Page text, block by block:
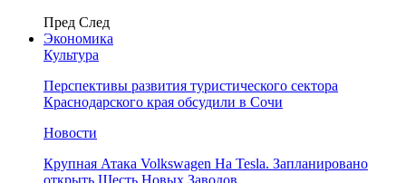
Пред След
Экономика
Культура
Перспективы развития туристического сектора
Краснодарского края обсудили в Сочи
Новости
Крупная Атака Volkswagen На Tesla. Запланировано
открыть Шесть Новых Заводов